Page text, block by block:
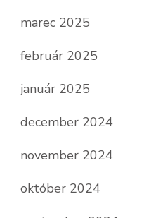
marec 2025
február 2025
január 2025
december 2024
november 2024
október 2024